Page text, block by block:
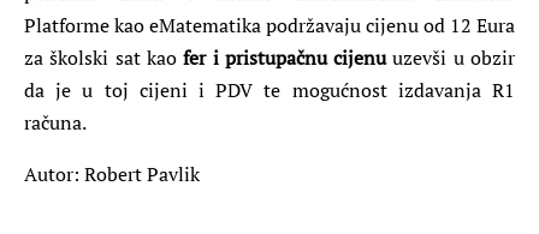
Platforme kao eMatematika podržavaju cijenu od 12 Eura
za školski sat kaofer i pristupačnu cijenuuzevši u obzir
da je u toj cijeni i PDV te mogućnost izdavanja R1
računa.
Autor: Robert Pavlik